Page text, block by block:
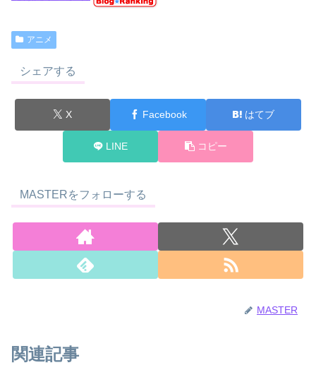
アニメ
シェアする
X Facebook はてブ
LINE コピー
MASTERをフォローする
MASTER
関連記事